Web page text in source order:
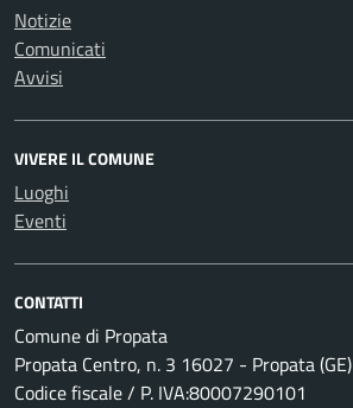
Notizie
Comunicati
Avvisi
VIVERE IL COMUNE
Luoghi
Eventi
CONTATTI
Comune di Propata
Propata Centro, n. 3 16027 - Propata (GE)
Codice fiscale / P. IVA:80007290101